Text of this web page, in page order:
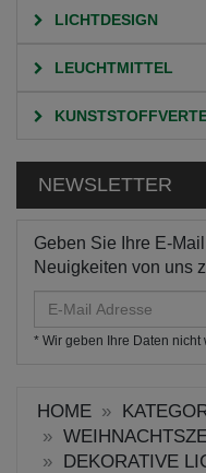
LICHTDESIGN
LEUCHTMITTEL
NEWSLETTER
Geben Sie Ihre E-
Neuigkeiten von uns
Mail
Adresse
* Wir geben Ihre Daten nicht
HOME
DEKORATIVE